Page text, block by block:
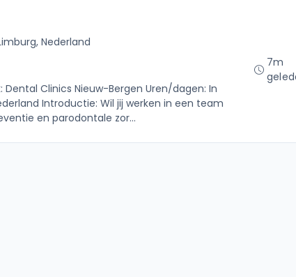
Nederland
Clinics Nieuw-Bergen Uren/dagen: In
Introductie: Wil jij werken in een team
en parodontale zor...
7m